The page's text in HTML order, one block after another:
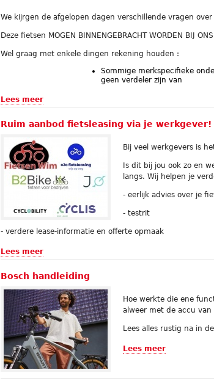
We kijrgen de afgelopen dagen verschillende vragen
Deze fietsen MOGEN BINNENGEBRACHT WORDEN BIJ
Wel graag met enkele dingen rekening houden :
Sommige merkspecifieke
geen verdeler zijn van
Lees meer
Ruim aanbod fietsleasing via je werkgever!
Bij veel werkgevers is
Is dit bij jou ook zo en
langs. Wij helpen je
- eerlijk advies over je
- testrit
- verdere lease-informatie en offerte opmaak
Lees meer
Bosch handleiding
Hoe werkte die ene
alweer met de accu van
Lees alles rustig na in
Lees meer